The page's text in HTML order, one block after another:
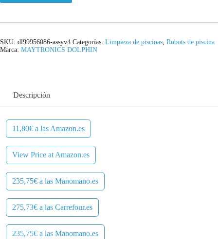
SKU: dl99956086-assyv4 Categorías: Limpieza de piscinas, Robots de piscina
Marca: MAYTRONICS DOLPHIN
Descripción
11,80€ a las Amazon.es
View Price at Amazon.es
235,75€ a las Manomano.es
275,73€ a las Carrefour.es
235,75€ a las Manomano.es